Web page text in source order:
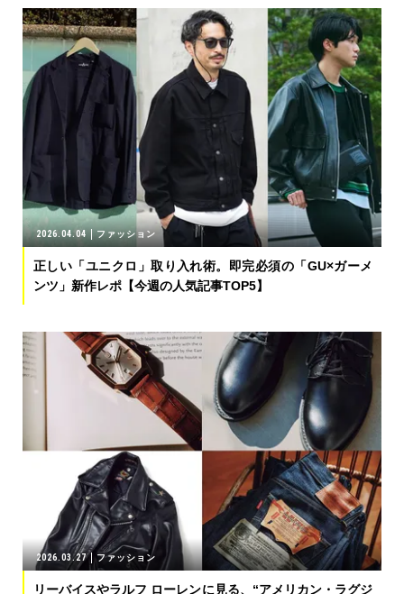
2026.04.04 ファッション
正しい「ユニクロ」取り入れ術。即完必須の「GU×ガーメ
ンツ」新作レポ【今週の人気記事TOP5】
2026.03.27 ファッション
リーバイスやラルフ ローレンに見る、“アメリカン・ラグジ